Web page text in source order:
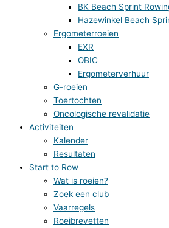
BK Beach Sprint
Hazewinkel Beach
Ergometerroeien
EXR
OBIC
Ergometerverhuur
G-roeien
Toertochten
Oncologische revalidatie
Activiteiten
Kalender
Resultaten
Start to Row
Wat is roeien?
Zoek een club
Vaarregels
Roeibrevetten